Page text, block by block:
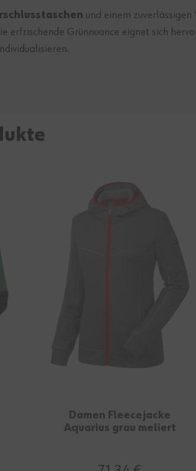
und einem
erfrischende Grünnuance eignet sich
Damen Fleecejacke
Aquarius grau meliert